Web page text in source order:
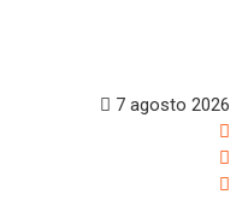
7 agosto 2026